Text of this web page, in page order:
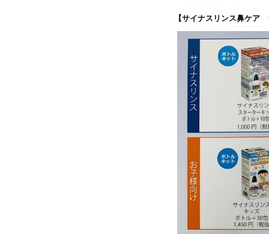
【サイナスリンス鼻ケア